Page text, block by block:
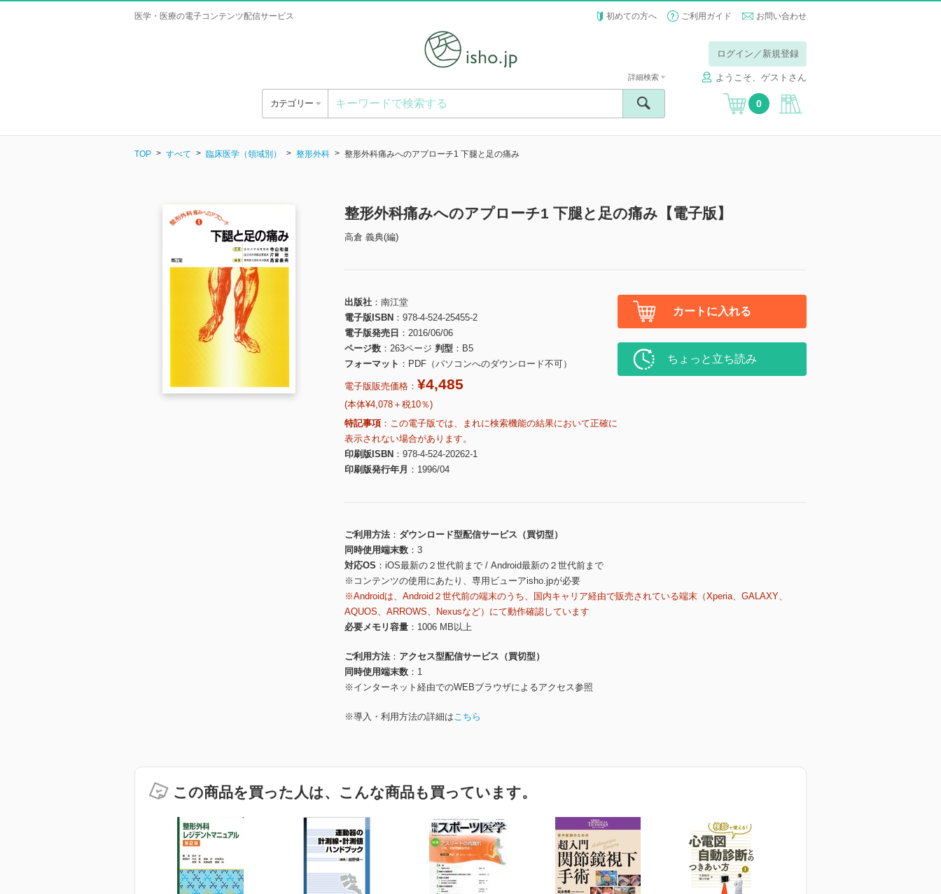
医学・医療の電子コンテンツ配信サービス 初めての方へ ご利用ガイド お問い合わせ
ログイン／新規登録
ようこそ、ゲストさん
カテゴリー
詳細検索
0
TOP すべて 臨床医学（領域別） 整形外科 整形外科痛みへのアプローチ1 下腿と足の痛み
整形外科痛みへのアプローチ1 下腿と足の痛み【電子版】
高倉 義典(編)
出版社
南江堂
電子版ISBN
978-4-524-25455-2
電子版発売日
2016/06/06
ページ数
263ページ 判型
B5
フォーマット
PDF（パソコンへのダウンロード不可）
電子版販売価格： ¥4,485
(本体¥4,078＋税10％)
特記事項
この電子版では、まれに検索機能の結果において正確に
表示されない場合があります。
印刷版ISBN
978-4-524-20262-1
印刷版発行年月
1996/04
カートに入れる
ちょっと立ち読み
ご利用方法
ダウンロード型配信サービス（買切型）
同時使用端末数
3
対応OS
iOS最新の２世代前まで / Android最新の２世代前まで
※コンテンツの使用にあたり、専用ビューアisho.jpが必要
※Androidは、Android２世代前の端末のうち、国内キャリア経由で販売されている端末（Xperia、GALAXY、
AQUOS、ARROWS、Nexusなど）にて動作確認しています
必要メモリ容量
1006 MB以上
ご利用方法
アクセス型配信サービス（買切型）
同時使用端末数
1
※インターネット経由でのWEBブラウザによるアクセス参照
※導入・利用方法の詳細はこちら
この商品を買った人は、こんな商品も買っています。